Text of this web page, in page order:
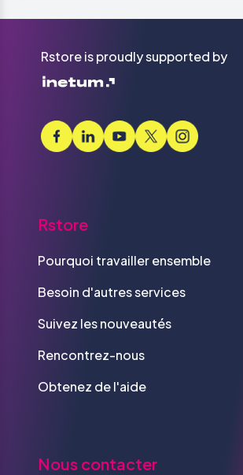
Rstore is proudly supported by
Rstore
Pourquoi travailler ensemble
Besoin d'autres services
Suivez les nouveautés
Rencontrez-nous
Obtenez de l'aide
Nous contacter